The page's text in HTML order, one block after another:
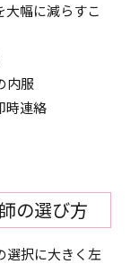
大幅に減らすこ
内服
時連絡
の選び方
選択に大きく左